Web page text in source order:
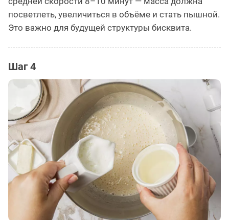
посветлеть, увеличиться в объёме и стать пышной.
Это важно для будущей структуры бисквита.
Шаг 4